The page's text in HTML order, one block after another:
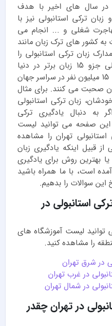
در سال های اخیر با هدف
ترکی استانبولی نیز با
شغلی و ... انجام می
کشور های ترک زبان مانند
زبان ترکی استانبولی را
داشته باشند. ترکی استانبولی جزو 15 زبان برتر در دنیا
دسته بندی می شود و تقریبا 15 میلیون نفر در سراسر جهان
صحبت می کنند. برای مثال
زبان ترکی استانبولی
به دنبال یادگیری ترکی
این صفحه می توانید لیست
تهران را مشاهده
از قبیل اینکه یادگیری زبان
بهترین روش برای یادگیری
است، با ما همراه باشید
سوالات را بدهیم.
استانبولی در
لیست آموزشگاه های
را مشاهده کنید.
در شرق تهران
در غرب تهران
در شمال تهران
در تهران چقدر